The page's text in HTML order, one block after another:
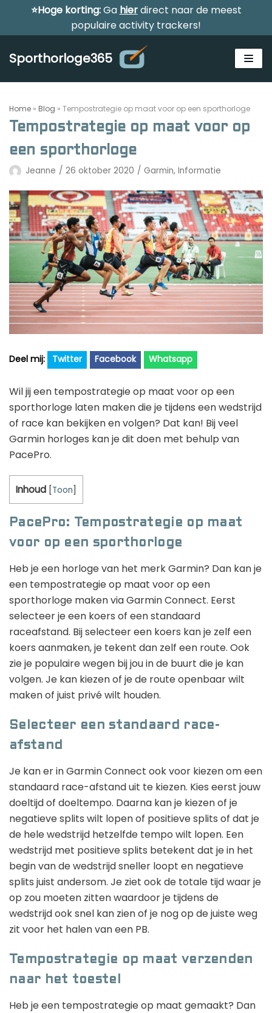
Meteen
inhoud
⭐Hoge korting:Ga hierdirect naar de meest
populaire activity trackers!
Sporthorloge365
Alle sporthorloges
Activity tracker
Smartwatches
Horloge voor kinderen
Gezondheidshorloge
Golfhorloge
Accessoires
Vergelijk
Reviews
Amazfit
Apple
Fitbit
Garmin
Huawei
Samsung
Suunto
Wahoo
Withings
Xiaomi
Nieuws
Persbericht
Training
Home » Blog » Tempostrategie op maat voor op een sporthorloge
Tempostrategie op maat voor op
een sporthorloge
Jeanne 26 oktober 2020 Garmin, Informatie
Twitter Facebook Whatsapp
Wil jij een tempostrategie op maat voor op een
sporthorloge laten maken die je tijdens een wedstrijd
of race kan bekijken en volgen? Dat kan! Bij veel
Garmin horloges kan je dit doen met behulp van
PacePro.
Inhoud [Toon]
PacePro: Tempostrategie op maat
voor op een sporthorloge
Heb je een horloge van het merk Garmin? Dan kan je
een tempostrategie op maat voor op een
sporthorloge maken via Garmin Connect. Eerst
selecteer je een koers of een standaard
raceafstand. Bij selecteer een koers kan je zelf een
koers aanmaken, je tekent dan zelf een route. Ook
zie je populaire wegen bij jou in de buurt die je kan
volgen. Je kan kiezen of je de route openbaar wilt
maken of juist privé wilt houden.
Selecteer een standaard race-
afstand
Je kan er in Garmin Connect ook voor kiezen om een
standaard race-afstand uit te kiezen. Kies eerst jouw
doeltijd of doeltempo. Daarna kan je kiezen of je
negatieve splits wilt lopen of positieve splits of dat je
de hele wedstrijd hetzelfde tempo wilt lopen. Een
wedstrijd met positieve splits betekent dat je in het
begin van de wedstrijd sneller loopt en negatieve
splits juist andersom. Je ziet ook de totale tijd waar je
op zou moeten zitten waardoor je tijdens de
wedstrijd ook snel kan zien of je nog op de juiste weg
zit voor het halen van een PB.
Tempostrategie op maat verzenden
naar het toestel
Heb je een tempostrategie op maat gemaakt? Dan